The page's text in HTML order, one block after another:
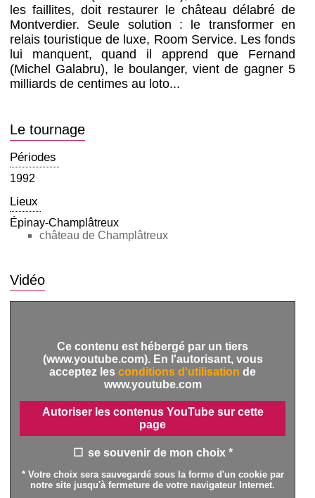
les faillites, doit restaurer le château délabré de
Montverdier. Seule solution : le transformer en
relais touristique de luxe, Room Service. Les fonds
lui manquent, quand il apprend que Fernand
(Michel Galabru), le boulanger, vient de gagner 5
milliards de centimes au loto...
Le tournage
Périodes
1992
Lieux
Épinay-Champlâtreux
château de Champlâtreux
Vidéo
Ce contenu est hébergé par un tiers
(www.youtube.com). En l'autorisant, vous
acceptez les conditions d'utilisation de
www.youtube.com
Autoriser les contenus YouTube sur cette
page
se souvenir de mon choix *
* Votre choix sera sauvegardé sous la forme d'un cookie par
notre site jusqu'à fermeture de votre navigateur Internet.